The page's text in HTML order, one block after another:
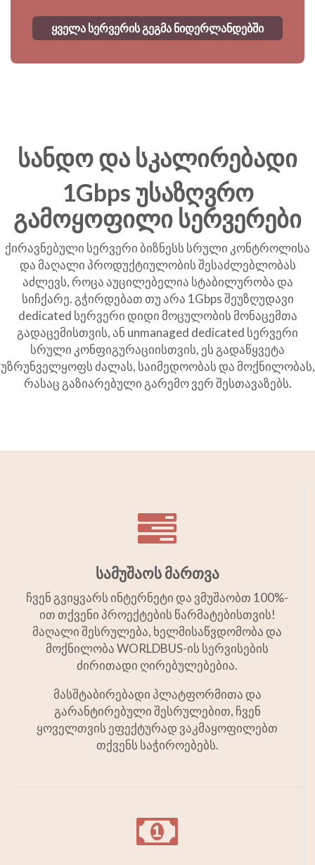
ყველა სერვერის გეგმა ნიდერლანდებში
სანდო და სკალირებადი
1Gbps უსაზღვრო
გამოყოფილი სერვერები
ქირავნებული სერვერი ბიზნესს სრული კონტროლისა
და მაღალი პროდუქტიულობის შესაძლებლობას
აძლევს, როცა აუცილებელია სტაბილურობა და
სიჩქარე. გჭირდებათ თუ არა 1Gbps შეუზღუდავი
dedicated სერვერი დიდი მოცულობის მონაცემთა
გადაცემისთვის, ან unmanaged dedicated სერვერი
სრული კონფიგურაციისთვის, ეს გადაწყვეტა
უზრუნველყოფს ძალას, საიმედოობას და მოქნილობას,
რასაც გაზიარებული გარემო ვერ შესთავაზებს.
სამუშაოს მართვა
ჩვენ გვიყვარს ინტერნეტი და ვმუშაობთ 100%-
ით თქვენი პროექტების წარმატებისთვის!
მაღალი შესრულება, ხელმისაწვდომობა და
მოქნილობა WORLDBUS-ის სერვისების
ძირითადი ღირებულებებია.
მასშტაბირებადი პლატფორმითა და
გარანტირებული შესრულებით, ჩვენ
ყოველთვის ეფექტურად ვაკმაყოფილებთ
თქვენს საჭიროებებს.